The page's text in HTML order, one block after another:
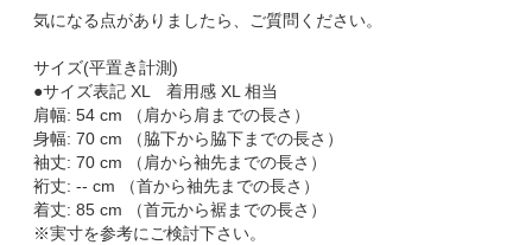
気になる点がありましたら、ご質問ください。
サイズ(平置き計測)
●サイズ表記 XL 着用感 XL 相当
肩幅: 54 cm （肩から肩までの長さ）
身幅: 70 cm （脇下から脇下までの長さ）
袖丈: 70 cm （肩から袖先までの長さ）
裄丈: -- cm （首から袖先までの長さ）
着丈: 85 cm （首元から裾までの長さ）
※実寸を参考にご検討下さい。